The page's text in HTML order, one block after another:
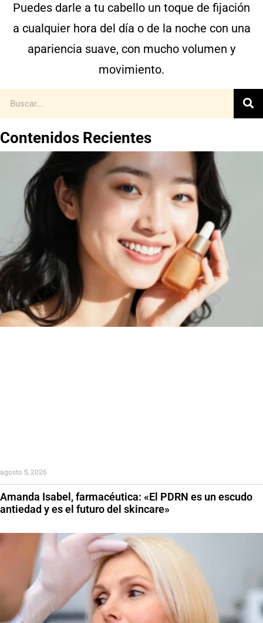
Puedes darle a tu cabello un toque de fijación
a cualquier hora del día o de la noche con una
apariencia suave, con mucho volumen y
movimiento.
Contenidos Recientes
Amanda Isabel, farmacéutica: «El PDRN es un escudo
antiedad y es el futuro del skincare»
agosto 5, 2026